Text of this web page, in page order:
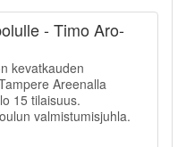
- Timo Aro-
kevatkauden
Areenalla
15 tilaisuus.
valmistumisjuhla.